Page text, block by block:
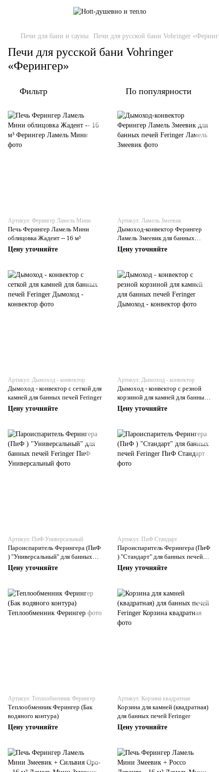
Печи для бани и сауны Печи для русской бани Vohringer
Печи для русской бани Vohringer
«Ферингер»
Фильтр По популярности
Артикул: Ферингер Ламель Мини
Печь Ферингер Ламель Мини
облицовка Жадеит -- 16 м³
Цену уточняйте
Артикул: Ламель Змеевик
Дымоход-конвектор Ферингер
Ламель Змеевик для банных
печей Feringer
Цену уточняйте
Артикул: Дымоход - конвектор
Дымоход - конвектор с сеткой для
камней для банных печей Feringer
Цену уточняйте
Артикул: Дымоход - конвектор
Дымоход - конвектор с резной
корзиной для камней для банных
печей Feringer
Цену уточняйте
Артикул: ПиФ Универсальный
Пароиспаритель Ферингера (ПиФ
) "Универсальный" для банных
печей Feringer
Цену уточняйте
Артикул: ПиФ Стандарт
Пароиспаритель Ферингера (ПиФ
) "Стандарт" для банных печей
Feringer
Цену уточняйте
Артикул: Теплообменник Ферингер
Теплообменник Ферингер (Бак
водяного контура)
Цену уточняйте
Артикул: Корзина квадратная
Корзина для камней (квадратная)
для банных печей Feringer
Цену уточняйте